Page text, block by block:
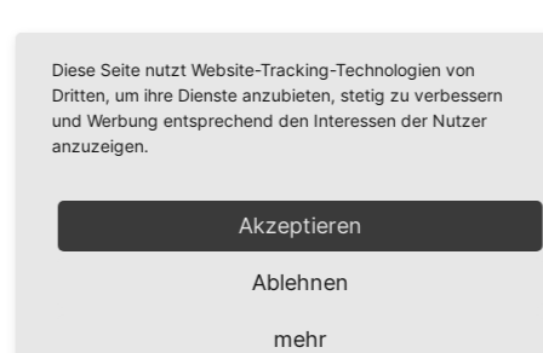
Unterlagen-Sorten
Die wichtigsten Unterlagensorten
"Adaption"
Affinität - Erklärung des Begriffs "Affinität"
Diese Seite nutzt Website-Tracking-Technologien von
Dritten, um ihre Dienste anzubieten, stetig zu verbessern
und Werbung entsprechend den Interessen der Nutzer
anzuzeigen.
Akzeptieren
Ablehnen
mehr